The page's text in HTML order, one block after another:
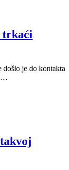
trkaći
je do kontakta